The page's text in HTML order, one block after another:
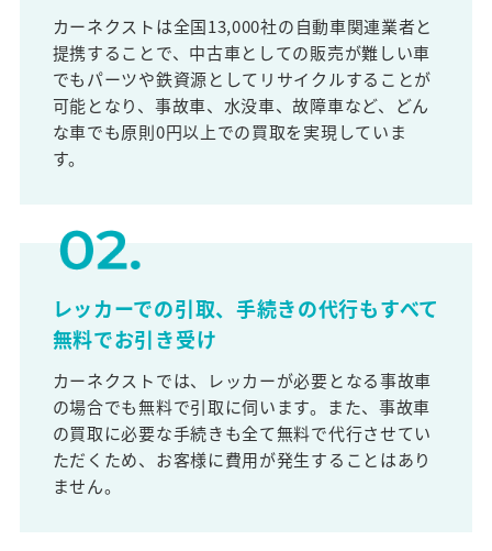
カーネクストは全国13,000社の自動車関連業者と
提携することで、中古車としての販売が難しい車
でもパーツや鉄資源としてリサイクルすることが
可能となり、事故車、水没車、故障車など、どん
な車でも原則0円以上での買取を実現していま
す。
レッカーでの引取、手続きの代行もすべて
無料でお引き受け
カーネクストでは、レッカーが必要となる事故車
の場合でも無料で引取に伺います。また、事故車
の買取に必要な手続きも全て無料で代行させてい
ただくため、お客様に費用が発生することはあり
ません。